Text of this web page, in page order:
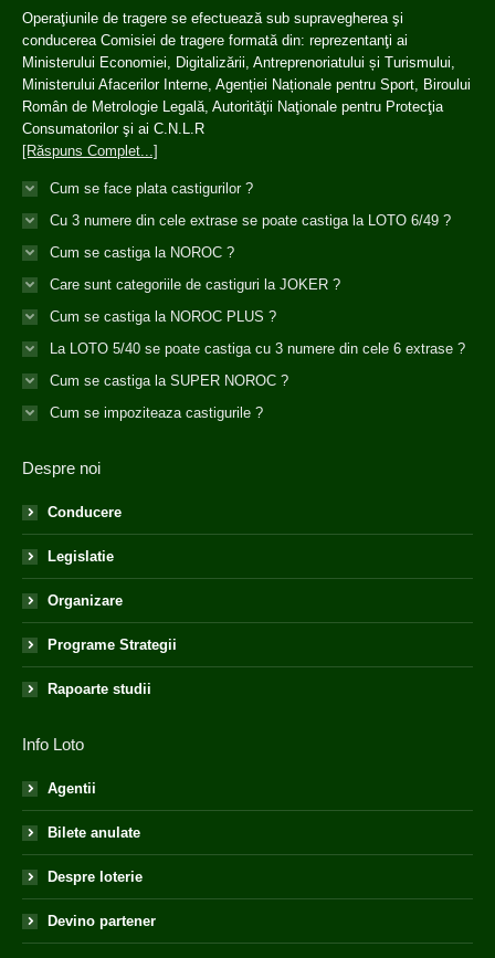
Operaţiunile de tragere se efectuează sub supravegherea şi
conducerea Comisiei de tragere formată din: reprezentanţi ai
Ministerului Economiei, Digitalizării, Antreprenoriatului și Turismului,
Ministerului Afacerilor Interne, Agenției Naționale pentru Sport, Biroului
Român de Metrologie Legală, Autorităţii Naţionale pentru Protecţia
Consumatorilor şi ai C.N.L.R
[Răspuns Complet...]
Cum se face plata castigurilor ?
Cu 3 numere din cele extrase se poate castiga la LOTO 6/49 ?
Cum se castiga la NOROC ?
Care sunt categoriile de castiguri la JOKER ?
Cum se castiga la NOROC PLUS ?
La LOTO 5/40 se poate castiga cu 3 numere din cele 6 extrase ?
Cum se castiga la SUPER NOROC ?
Cum se impoziteaza castigurile ?
Despre noi
Conducere
Legislatie
Organizare
Programe Strategii
Rapoarte studii
Info Loto
Agentii
Bilete anulate
Despre loterie
Devino partener